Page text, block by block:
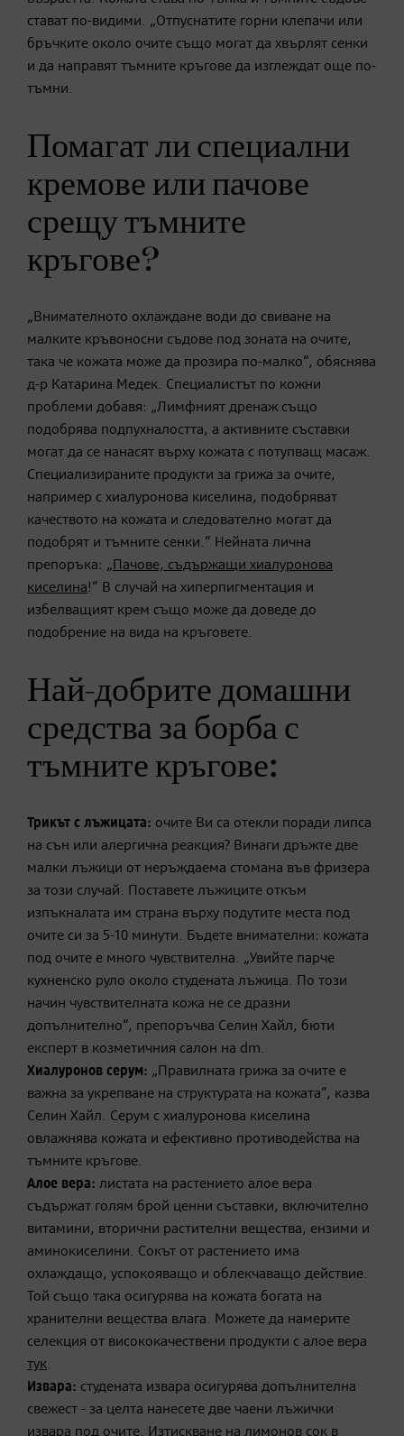
стават по-видими. „Отпуснатите горни клепачи или
бръчките около очите също могат да хвърлят сенки
и да направят тъмните кръгове да изглеждат още по-
тъмни.
Помагат ли специални
кремове или пачове
срещу тъмните
кръгове?
„Внимателното охлаждане води до свиване на
малките кръвоносни съдове под зоната на очите,
така че кожата може да прозира по-малко“, обяснява
д-р Катарина Медек. Специалистът по кожни
проблеми добавя: „Лимфният дренаж също
подобрява подпухналостта, а активните съставки
могат да се нанасят върху кожата с потупващ масаж.
Специализираните продукти за грижа за очите,
например с хиалуронова киселина, подобряват
качеството на кожата и следователно могат да
подобрят и тъмните сенки.“ Нейната лична
препоръка: „ Пачове, съдържащи хиалуронова
киселина!“ В случай на хиперпигментация и
избелващият крем също може да доведе до
подобрение на вида на кръговете.
Най-добрите домашни
средства за борба с
тъмните кръгове:
Трикът с лъжицата: очите Ви са отекли поради липса
на сън или алергична реакция? Винаги дръжте две
малки лъжици от неръждаема стомана във фризера
за този случай. Поставете лъжиците откъм
изпъкналата им страна върху подутите места под
очите си за 5-10 минути. Бъдете внимателни: кожата
под очите е много чувствителна. „Увийте парче
кухненско руло около студената лъжица. По този
начин чувствителната кожа не се дразни
допълнително“, препоръчва Селин Хайл, бюти
експерт в козметичния салон на dm.
Хиалуронов серум: „Правилната грижа за очите е
важна за укрепване на структурата на кожата“, казва
Селин Хайл. Серум с хиалуронова киселина
овлажнява кожата и ефективно противодейства на
тъмните кръгове.
Алое вера: листата на растението алое вера
съдържат голям брой ценни съставки, включително
витамини, вторични растителни вещества, ензими и
аминокиселини. Сокът от растението има
охлаждащо, успокояващо и облекчаващо действие.
Той също така осигурява на кожата богата на
хранителни вещества влага. Можете да намерите
селекция от висококачествени продукти с алое вера
тук.
Извара: студената извара осигурява допълнителна
свежест - за целта нанесете две чаени лъжички
извара под очите. Изтискване на лимонов сок в